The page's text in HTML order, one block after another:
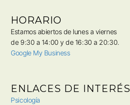
HORARIO
Estamos abiertos de lunes a viernes
de 9:30 a 14:00 y de 16:30 a 20:30.
Google My Business
ENLACES DE INTERÉS
Psicología